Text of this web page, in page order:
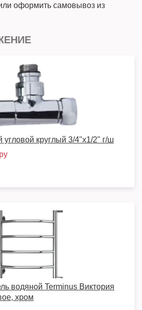
оформить самовывоз из
угловой круглый 3/4"х1/2" г/ш
водяной Terminus Виктория
хром